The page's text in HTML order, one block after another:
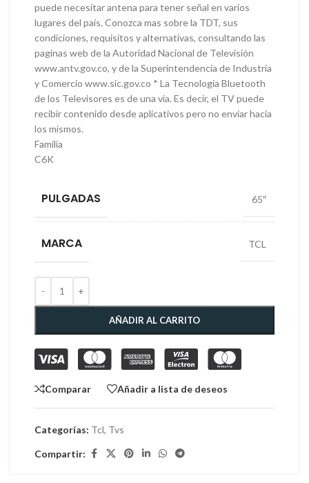
puede necesitar antena para tener señal en varios
lugares del país. Conozca mas sobre la TDT, sus
condiciones, requisitos y alternativas, consultando las
paginas web de la Autoridad Nacional de Televisión
www.antv.gov.co, y de la Superintendencia de Industria
y Comercio www.sic.gov.co * La Tecnología Bluetooth
de los Televisores es de una vía. Es decir, el TV puede
recibir contenido desde aplicativos pero no enviar hacia
los mismos.
Familia
C6K
PULGADAS 65″
MARCA TCL
AÑADIR AL CARRITO
Comparar Añadir a lista de deseos
Categorías: Tcl, Tvs
Compartir: